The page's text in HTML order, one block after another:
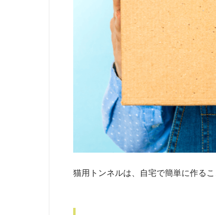
猫用トンネルは、自宅で簡単に作る